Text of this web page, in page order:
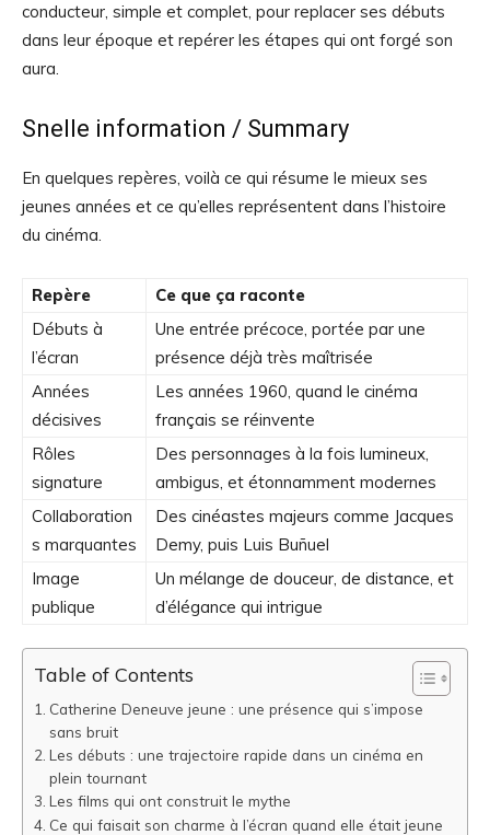
conducteur, simple et complet, pour replacer ses débuts
dans leur époque et repérer les étapes qui ont forgé son
aura.
Snelle information / Summary
En quelques repères, voilà ce qui résume le mieux ses
jeunes années et ce qu’elles représentent dans l’histoire
du cinéma.
Repère
Ce que ça raconte
Débuts à
l’écran
Une entrée précoce, portée par une
présence déjà très maîtrisée
Années
décisives
Les années 1960, quand le cinéma
français se réinvente
Rôles
signature
Des personnages à la fois lumineux,
ambigus, et étonnamment modernes
Collaboration
s marquantes
Des cinéastes majeurs comme Jacques
Demy, puis Luis Buñuel
Image
publique
Un mélange de douceur, de distance, et
d’élégance qui intrigue
Table of Contents
Catherine Deneuve jeune : une présence qui s’impose
sans bruit
Les débuts : une trajectoire rapide dans un cinéma en
plein tournant
Les films qui ont construit le mythe
Ce qui faisait son charme à l’écran quand elle était jeune